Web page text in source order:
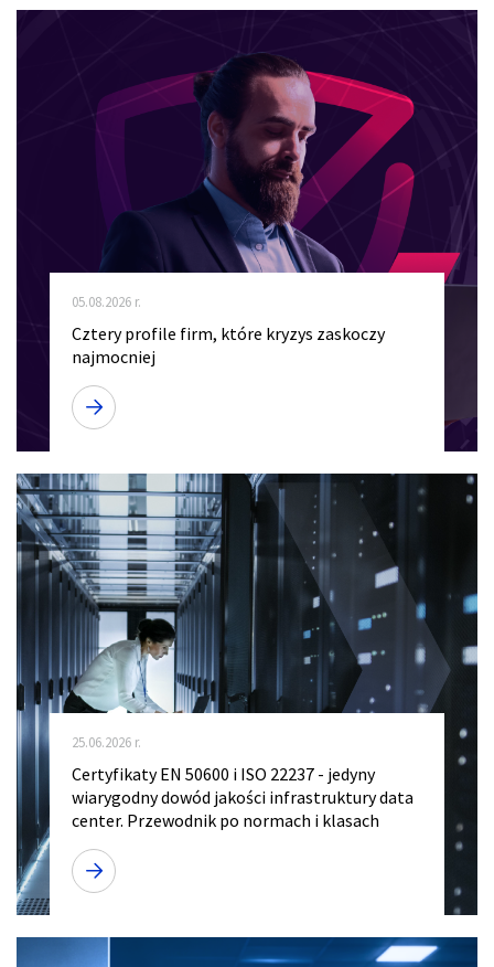
05.08.2026 r.
Cztery profile firm, które kryzys zaskoczy
najmocniej
25.06.2026 r.
Certyfikaty EN 50600 i ISO 22237 - jedyny
wiarygodny dowód jakości infrastruktury data
center. Przewodnik po normach i klasach